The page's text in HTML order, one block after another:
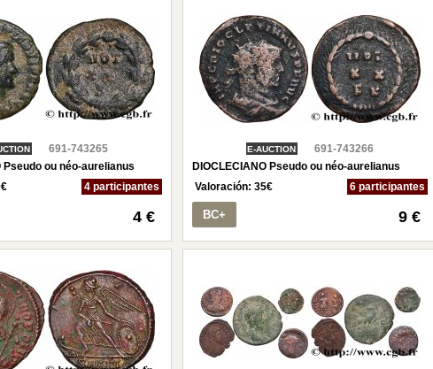
691-743265
Pseudo ou néo-aurelianus
€ 4 participantes
4 €
E-AUCTION
691-743266
DIOCLECIANO Pseudo ou néo-aurelianus
Valoración:35€ 6 participantes
BC+ 9 €